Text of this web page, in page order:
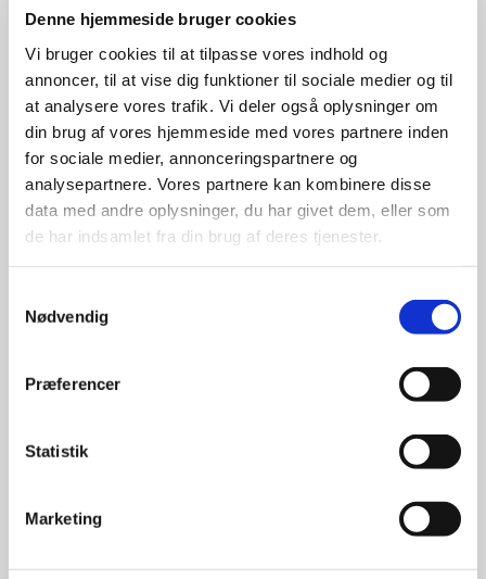
Denne hjemmeside bruger cookies
Vi bruger cookies til at tilpasse vores indhold og
annoncer, til at vise dig funktioner til sociale medier og til
at analysere vores trafik. Vi deler også oplysninger om
din brug af vores hjemmeside med vores partnere inden
for sociale medier, annonceringspartnere og
analysepartnere. Vores partnere kan kombinere disse
data med andre oplysninger, du har givet dem, eller som
de har indsamlet fra din brug af deres tjenester.
Nødvendig
Præferencer
Statistik
Marketing
på lam der dier og høre lam og får, der kalder på
hinanden?
Børnene har desuden mulighed for at klappe tamme dyr,
og alle kan nyde den omgivende natur. Nogle steder er
det også muligt at se andre husdyr, som ponyer, heste,
høns, kaniner, marsvin og hængebugsvin.
Uld, pels og pølser
På nogle af gårdene er der mulighed for at opleve
Rigtig mange steder byder man på smagsprøver af fåre-
skindprodukter samt spegepølser fra egen produktion.
Hvis man går med tanker om selv at holde får, så kan
få en snak om glæden ved at holde får, de mange